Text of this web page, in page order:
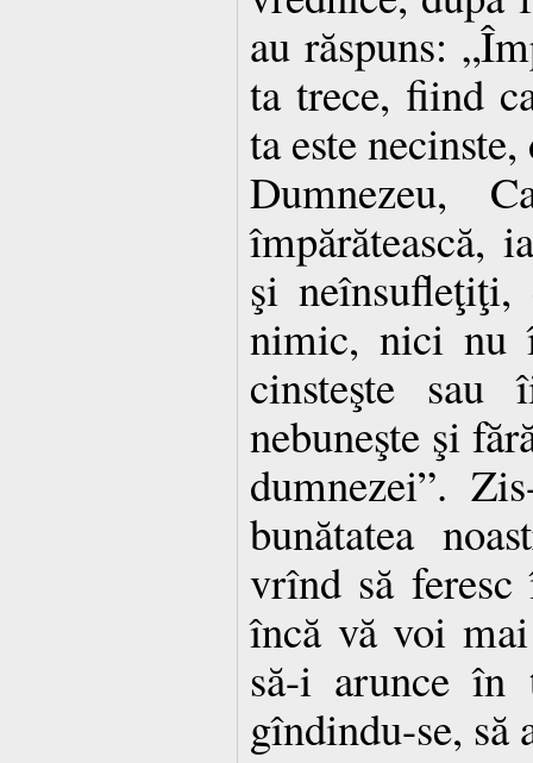
au răspuns:
ta trece, fiind
ta este
Dumnezeu,
împărătească,
şi
nimic, nici nu
cinsteşte sau
nebuneşte şi
dumnezei”.
bunătatea
vrînd să feresc
încă vă voi
să-i arunce în
gîndindu-se, să